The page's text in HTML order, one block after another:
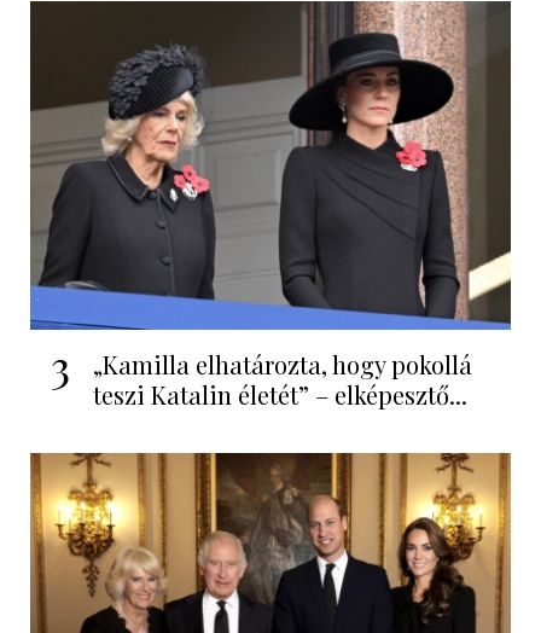
3
„Kamilla elhatározta, hogy pokollá
teszi Katalin életét” – elképesztő...